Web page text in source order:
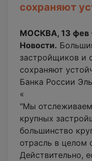
сохраняют
МОСКВА, 13 фев
Новости.
застройщиков и
сохраняют
Банка России
«
"Мы
крупных
большинство
отрасль в целом
Действительно,